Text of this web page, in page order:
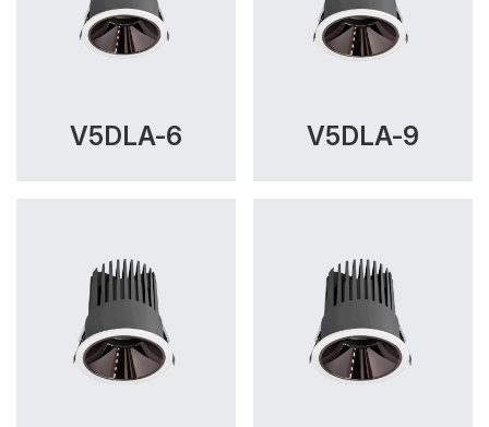
V5DLA-6 V5DLA-9